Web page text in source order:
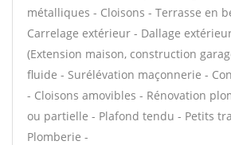
métalliques - Cloisons - Terrasse en
Carrelage extérieur - Dallage
(Extension maison, construction
fluide - Surélévation maçonnerie -
- Cloisons amovibles - Rénovation
ou partielle - Plafond tendu - Petits
Plomberie -